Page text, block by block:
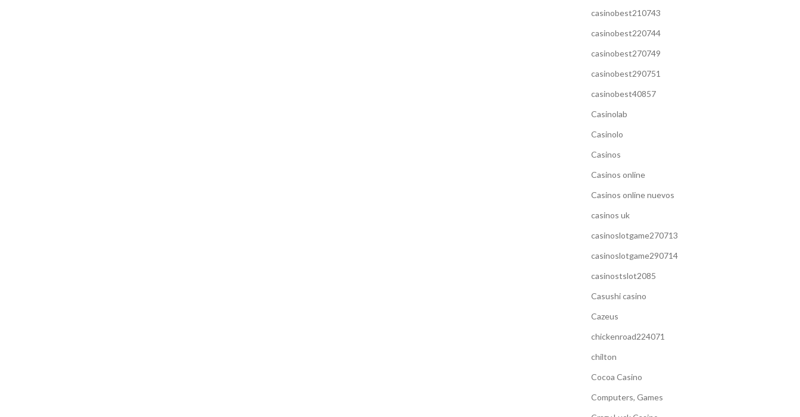
casinobest210743
casinobest220744
casinobest270749
casinobest290751
casinobest40857
Casinolab
Casinolo
Casinos
Casinos online
Casinos online nuevos
casinos uk
casinoslotgame270713
casinoslotgame290714
casinostslot2085
Casushi casino
Cazeus
chickenroad224071
chilton
Cocoa Casino
Computers, Games